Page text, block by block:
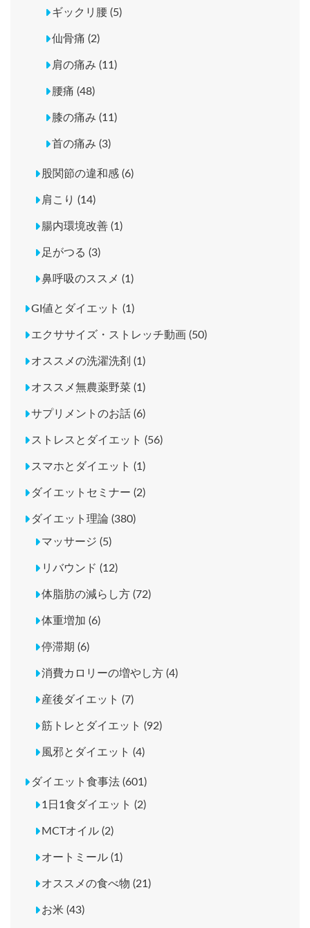
ギックリ腰 (5)
仙骨痛 (2)
肩の痛み (11)
腰痛 (48)
膝の痛み (11)
首の痛み (3)
股関節の違和感 (6)
肩こり (14)
腸内環境改善 (1)
足がつる (3)
鼻呼吸のススメ (1)
GI値とダイエット (1)
エクササイズ・ストレッチ動画 (50)
オススメの洗濯洗剤 (1)
オススメ無農薬野菜 (1)
サプリメントのお話 (6)
ストレスとダイエット (56)
スマホとダイエット (1)
ダイエットセミナー (2)
ダイエット理論 (380)
マッサージ (5)
リバウンド (12)
体脂肪の減らし方 (72)
体重増加 (6)
停滞期 (6)
消費カロリーの増やし方 (4)
産後ダイエット (7)
筋トレとダイエット (92)
風邪とダイエット (4)
ダイエット食事法 (601)
1日1食ダイエット (2)
MCTオイル (2)
オートミール (1)
オススメの食べ物 (21)
お米 (43)